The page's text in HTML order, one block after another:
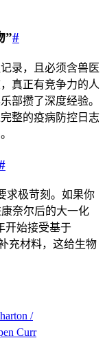
”#
录，且必须含兽医
真正有竞争力的人
部攒了深度经验。
整的疫病防控日志
求极苛刻。如果你
奈尔后的大一化
开始接受基于
充材料，这给生物
/
Curr